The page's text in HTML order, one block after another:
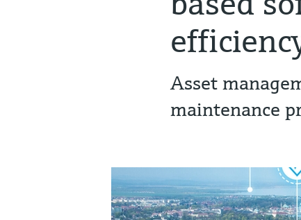
Asset
maintenance